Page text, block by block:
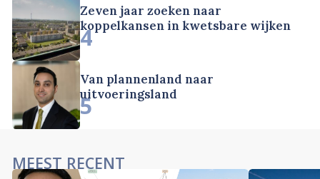
Zeven jaar zoeken naar
koppelkansen in kwetsbare wijken
4
Van plannenland naar
uitvoeringsland
5
MEEST RECENT